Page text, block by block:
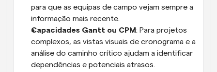
para que as equipas de campo vejam sempre a
informação mais recente.
Capacidades Gantt ou CPM: Para projetos
complexos, as vistas visuais de cronograma e a
análise do caminho crítico ajudam a identificar
dependências e potenciais atrasos.